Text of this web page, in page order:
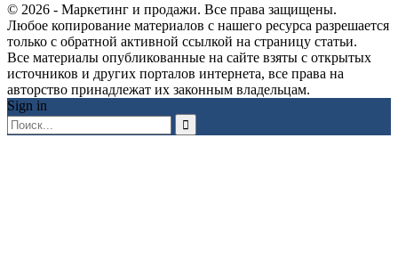
© 2026 - Маркетинг и продажи. Все права защищены.
Любое копирование материалов с нашего ресурса разрешается
только с обратной активной ссылкой на страницу статьи.
Все материалы опубликованные на сайте взяты с открытых
источников и других порталов интернета, все права на
авторство принадлежат их законным владельцам.
Sign in